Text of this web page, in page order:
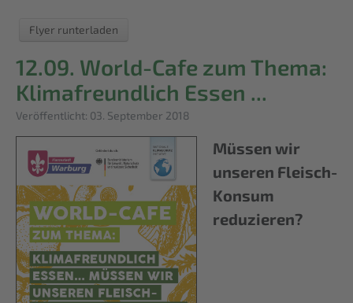
Flyer runterladen
12.09. World-Cafe zum Thema:
Klimafreundlich Essen ...
Details
Veröffentlicht: 03. September 2018
Müssen wir
unseren Fleisch-
Konsum
reduzieren?